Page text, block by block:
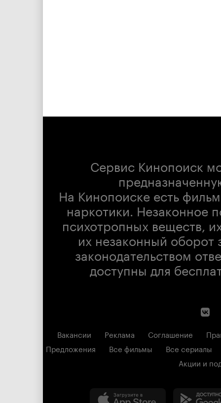
Сервис Кинопоиск
На Кинопоиске есть
наркотики. Незаконное
психотропных веществ,
их незаконный оборот
законодательством
доступны для
Вакансии Реклама Соглашение
Предложения
Все фильмы
Все сериалы
Акции и